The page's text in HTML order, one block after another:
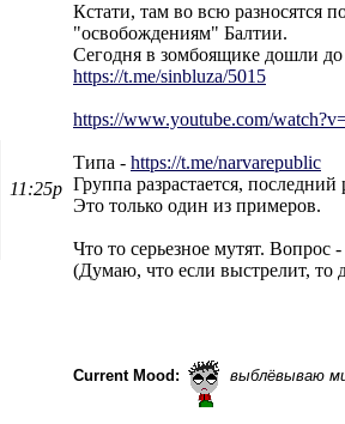
11:25p
Кстати, там во всю разносятся
"освобождениям" Балтии.
Сегодня в зомбоящике дошли до
https://t.me/sinbluza/5015
https://www.youtube.com/
Типа - https://t.me/narvarepublic
Группа разрастается,
Это только один из примеров.
Что то серьезное мутят. Вопрос -
(Думаю, что если выстрелит, то
Current Mood: выблёвываю